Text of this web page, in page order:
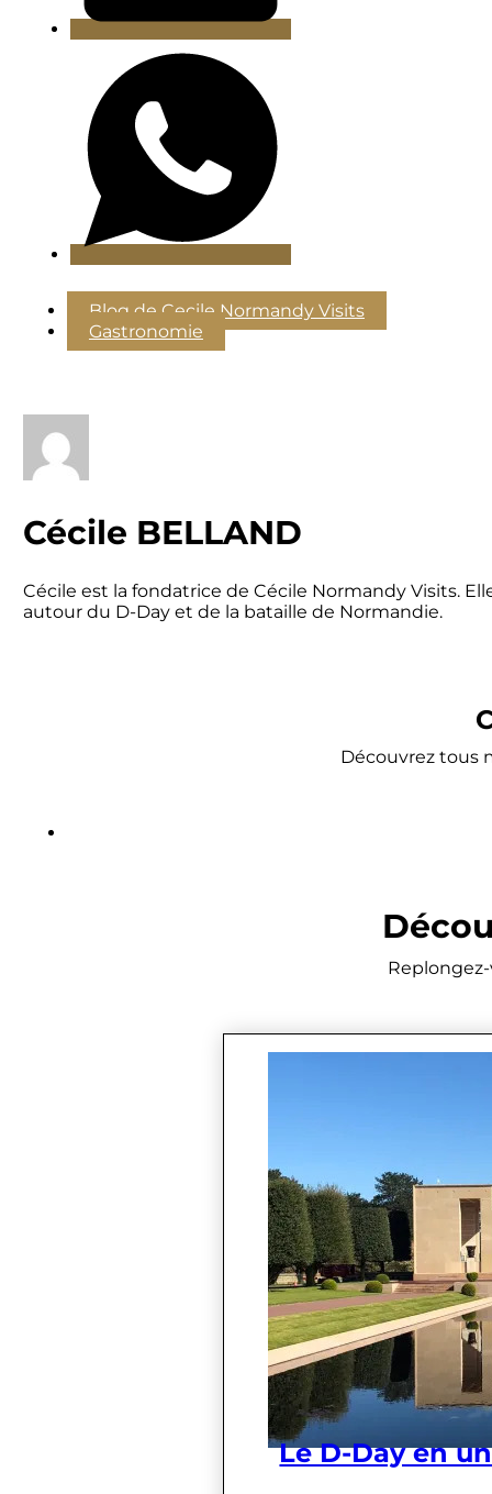
Blog de Cecile Normandy Visits
Gastronomie
Cécile BELLAND
Cécile est la fondatrice de Cécile Normandy Visits.
autour du D-Day et de la bataille de Normandie.
Découvrez tous
Le D-Day en